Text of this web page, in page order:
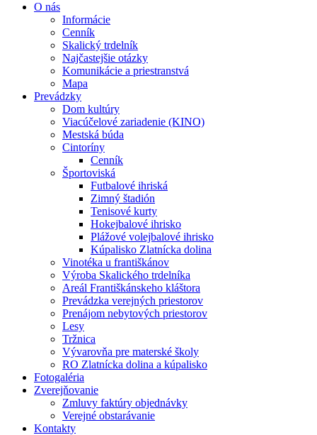
O nás
Informácie
Cenník
Skalický trdelník
Najčastejšie otázky
Komunikácie a priestranstvá
Mapa
Prevádzky
Dom kultúry
Viacúčelové zariadenie (KINO)
Mestská búda
Cintoríny
Cenník
Športoviská
Futbalové ihriská
Zimný štadión
Tenisové kurty
Hokejbalové ihrisko
Plážové volejbalové ihrisko
Kúpalisko Zlatnícka dolina
Vinotéka u františkánov
Výroba Skalického trdelníka
Areál Františkánskeho kláštora
Prevádzka verejných priestorov
Prenájom nebytových priestorov
Lesy
Tržnica
Vývarovňa pre materské školy
RO Zlatnícka dolina a kúpalisko
Fotogaléria
Zverejňovanie
Zmluvy faktúry objednávky
Verejné obstarávanie
Kontakty